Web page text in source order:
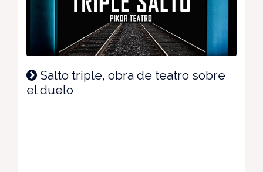
Salto triple, obra de teatro sobre
el duelo